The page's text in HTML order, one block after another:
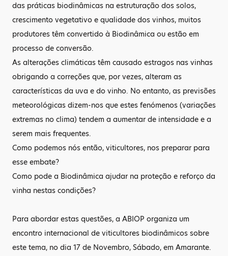
das práticas biodinâmicas na estruturação dos solos,
crescimento vegetativo e qualidade dos vinhos, muitos
produtores têm convertido à Biodinâmica ou estão em
processo de conversão.
As alterações climáticas têm causado estragos nas vinhas
obrigando a correções que, por vezes, alteram as
características da uva e do vinho. No entanto, as previsões
meteorológicas dizem-nos que estes fenómenos (variações
extremas no clima) tendem a aumentar de intensidade e a
serem mais frequentes.
Como podemos nós então, viticultores, nos preparar para
esse embate?
Como pode a Biodinâmica ajudar na proteção e reforço da
vinha nestas condições?
Para abordar estas questões, a ABIOP organiza um
encontro internacional de viticultores biodinâmicos sobre
este tema, no dia 17 de Novembro, Sábado, em Amarante.